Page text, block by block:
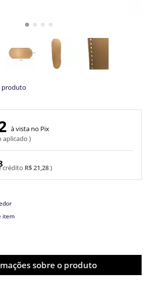
produto
R$ 21,28
aplicado
Pix
item
sobre o produto